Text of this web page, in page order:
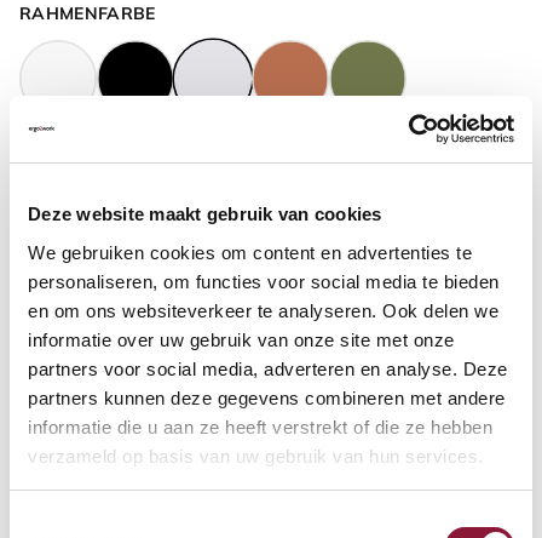
Deze website maakt gebruik van cookies
We gebruiken cookies om content en advertenties te
personaliseren, om functies voor social media te bieden
en om ons websiteverkeer te analyseren. Ook delen we
informatie over uw gebruik van onze site met onze
partners voor social media, adverteren en analyse. Deze
partners kunnen deze gegevens combineren met andere
informatie die u aan ze heeft verstrekt of die ze hebben
verzameld op basis van uw gebruik van hun services.
RAHMENFARBE
GASFEDERHÖHE
BODENKONTAKT
FUSSRING ?